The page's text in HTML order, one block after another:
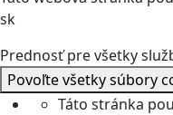
sk
Prednosť pre všetky
Povoľte všetky súbory
Táto stránka